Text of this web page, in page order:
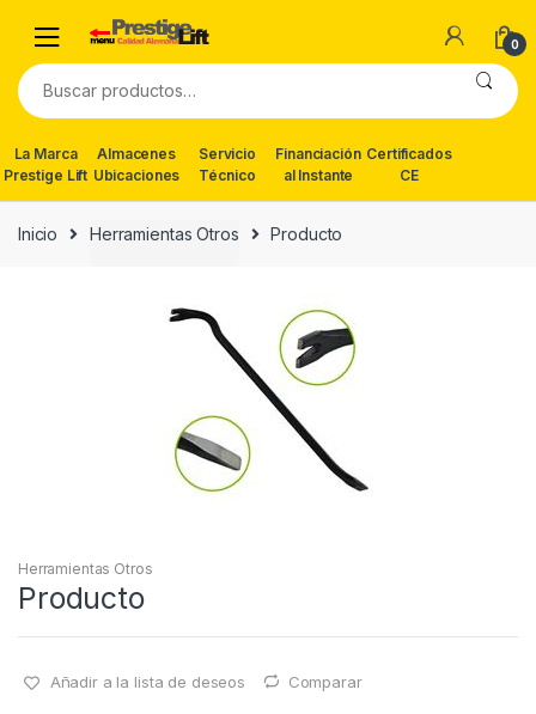
navigation
content
0
Buscar
por:
La Marca
Prestige Lift
Almacenes
Ubicaciones
Servicio
Técnico
Financiación
al Instante
Certificados
CE
Inicio Herramientas Otros Producto
Herramientas Otros
Producto
Añadir a la lista de deseos Comparar